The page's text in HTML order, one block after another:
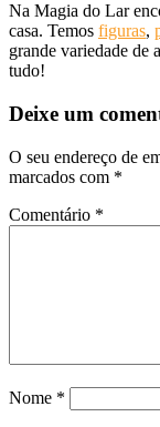
Na Magia do Lar
casa. Temos figuras,
grande variedade de
tudo!
Deixe um
O seu endereço de
marcados com *
Comentário *
Nome *